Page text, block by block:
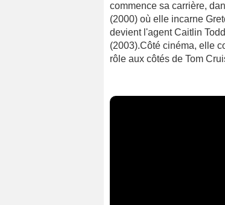
commence sa carrière,
(2000) où elle incarne
devient l'agent Caitlin
(2003).Côté cinéma, elle
rôle aux côtés de Tom